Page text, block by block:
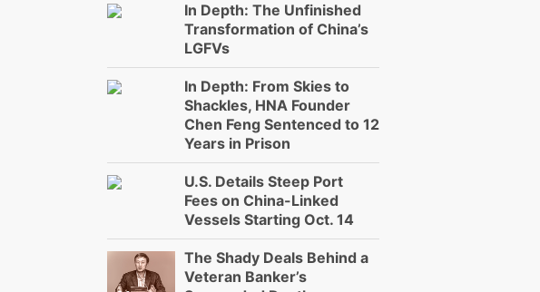
In Depth: The Unfinished
Transformation of China’s
LGFVs
In Depth: From Skies to
Shackles, HNA Founder
Chen Feng Sentenced to 12
Years in Prison
U.S. Details Steep Port
Fees on China-Linked
Vessels Starting Oct. 14
The Shady Deals Behind a
Veteran Banker’s